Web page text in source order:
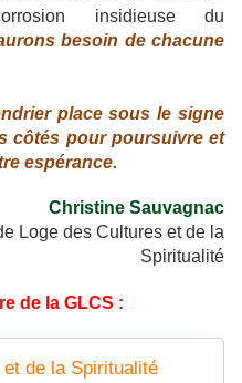
insidieuse du
besoin de chacune
place sous le signe
côtés pour poursuivre et
espérance.
Christine Sauvagnac
Loge des Cultures et de la
Spiritualité
de la GLCS :
de la Spiritualité